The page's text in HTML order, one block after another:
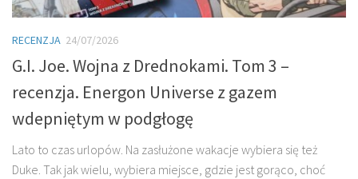
RECENZJA 24/07/2026
G.I. Joe. Wojna z Drednokami. Tom 3 –
recenzja. Energon Universe z gazem
wdepniętym w podgłogę
Lato to czas urlopów. Na zasłużone wakacje wybiera się też
Duke. Tak jak wielu, wybiera miejsce, gdzie jest gorąco, choć